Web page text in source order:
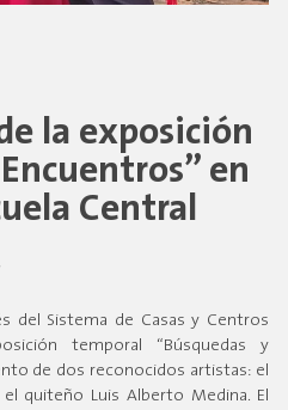
la exposición
en
Central
del Sistema de Casas y Centros
temporal “Búsquedas y
de dos reconocidos artistas: el
quiteño Luis Alberto Medina. El